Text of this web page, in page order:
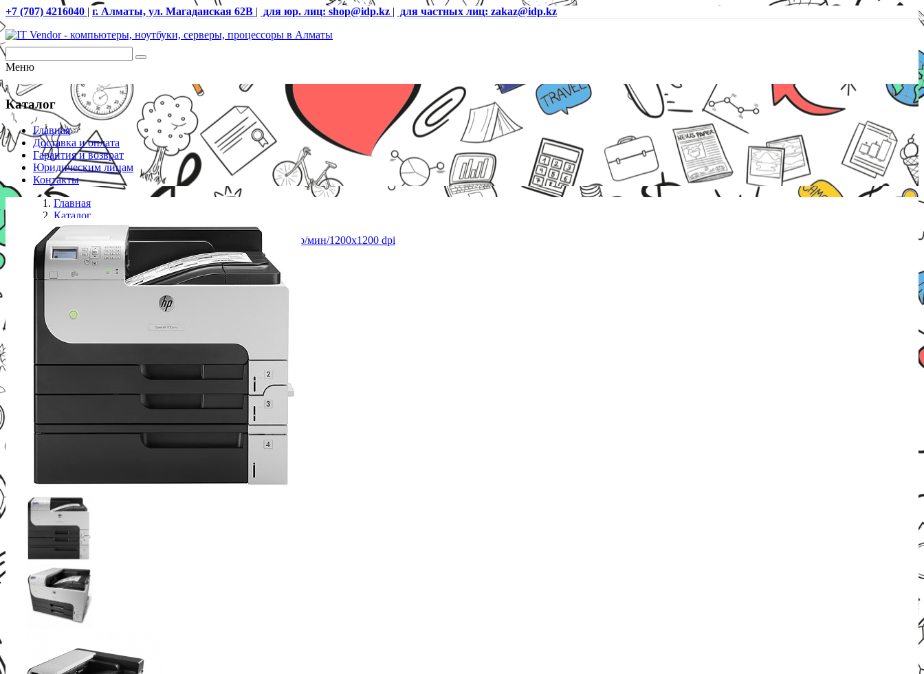
+7 (707) 4216040 | г. Алматы, ул. Магаданская 62В | для юр. лиц: shop@idp.kz | для частных лиц: zakaz@idp.kz
Меню
Каталог
Главная
Доставка и оплата
Гарантия и возврат
Юридическим лицам
Контакты
Главная
Каталог
Принтеры лазерные
Принтер HP/LaserJet Enterprise 700 M712dn/A3/41 стр/мин/1200x1200 dpi